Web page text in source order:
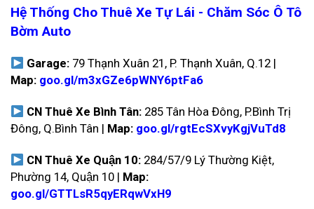
Hệ Thống Cho Thuê Xe Tự Lái - Chăm Sóc Ô Tô
Bờm Auto
Garage: 79 Thạnh Xuân 21, P. Thạnh Xuân, Q.12 |
Map: goo.gl/m3xGZe6pWNY6ptFa6
CN Thuê Xe Bình Tân: 285 Tân Hòa Đông, P.Bình Trị
Đông, Q.Bình Tân | Map: goo.gl/rgtEcSXvyKgjVuTd8
CN Thuê Xe Quận 10: 284/57/9 Lý Thường Kiệt,
Phường 14, Quận 10 | Map:
goo.gl/GTTLsR5qyERqwVxH9